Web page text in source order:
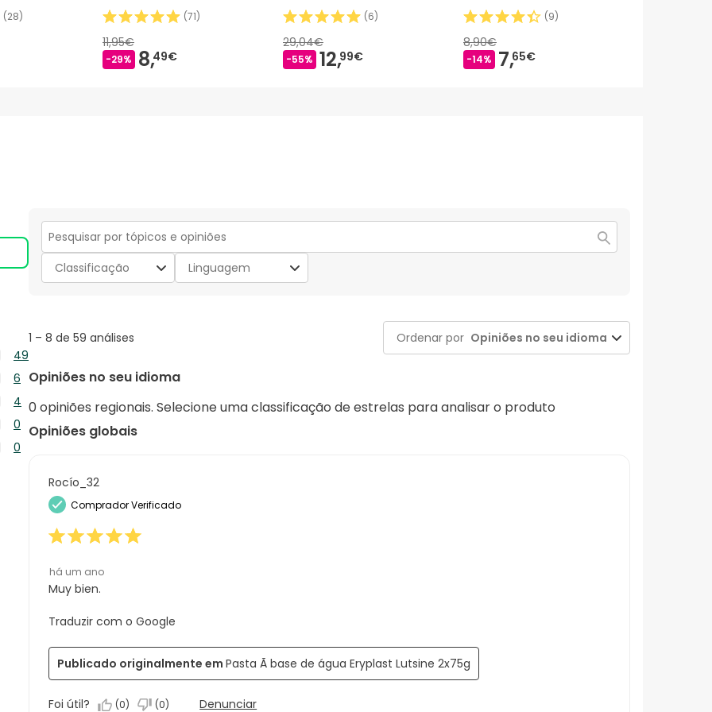
(28) (71)
11,95€
-29% 8,49€
(6)
29,04€
-55% 12,99€
(9)
8,90€
-14% 7,65€
49
49
análises
com
5
estrelas.
6
6
análises
com
4
4
4
análises
com
estrelas.
0
0
análise
estrelas.
0
análise
estrela.
Secção
para
pesquisar
Classificação Linguagem
1
to
de
análises
1 – 8 de 59 análises Ordenar por Opiniões no seu idioma
Opiniões no seu idioma
0 opiniões regionais. Selecione uma classificação de estrelas para analisar o produto
Opiniões globais
Rocío_32
Comprador Verificado
há um ano
Muy bien.
Traduzir com o Google
Publicado originalmente emPasta Ã base de água Eryplast Lutsine 2x75g
Foi útil? (0) (0) Denunciar